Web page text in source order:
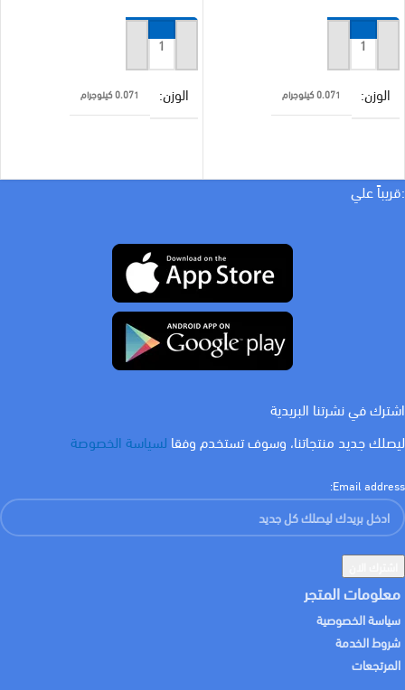
إضافة إلى السلة
الوزن 0.071 كيلوجرام
امبير
إضافة إلى السلة
الوزن 0.071 كيلوجرام
:قريباً علي
اشترك في نشرتنا البريدية
ليصلك جديد منتجاتنا، وسوف تستخدم وفقا لسياسة الخصوصة
Email address:
معلومات المتجر
سياسة الخصوصية
شروط الخدمة
المرتجعات